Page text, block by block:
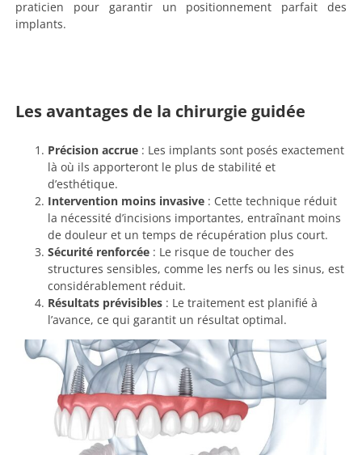
praticien pour garantir un positionnement parfait des
implants.
Les avantages de la chirurgie guidée
Précision accrue : Les implants sont posés exactement
là où ils apporteront le plus de stabilité et
d’esthétique.
Intervention moins invasive : Cette technique réduit
la nécessité d’incisions importantes, entraînant moins
de douleur et un temps de récupération plus court.
Sécurité renforcée : Le risque de toucher des
structures sensibles, comme les nerfs ou les sinus, est
considérablement réduit.
Résultats prévisibles : Le traitement est planifié à
l’avance, ce qui garantit un résultat optimal.